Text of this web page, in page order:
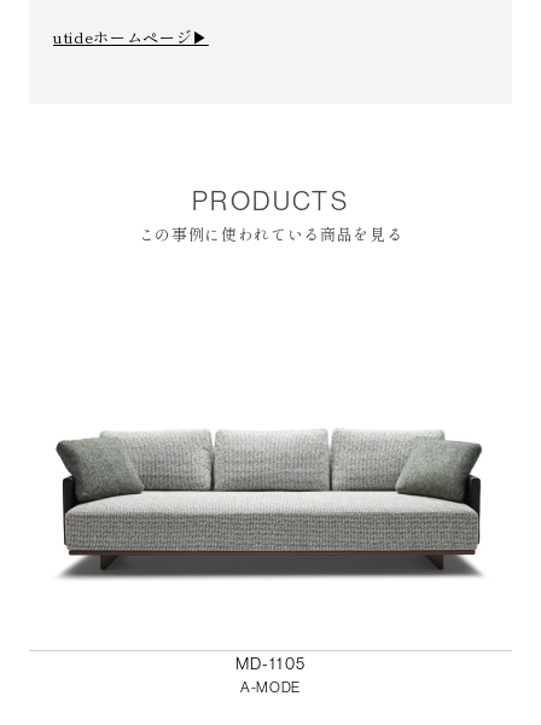
utideホームページ▶︎
PRODUCTS
この事例に使われている商品を見る
MD-1105
A-MODE